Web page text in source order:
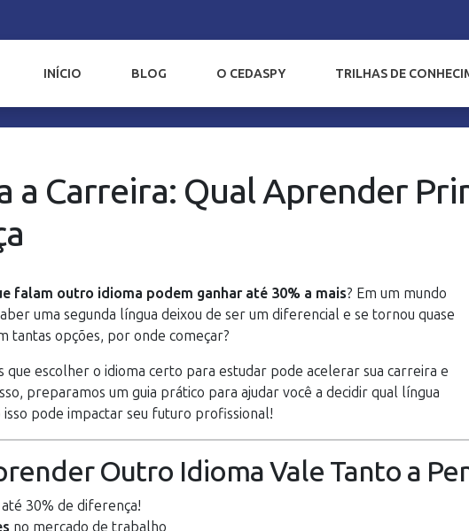
INÍCIO BLOG O CEDASPY TRILHAS DE
a Carreira: Qual Aprender
falam outro idioma podem ganhar até 30% a mais? Em um mundo
uma segunda língua deixou de ser um diferencial e se tornou quase
tantas opções, por onde começar?
que escolher o idioma certo para estudar pode acelerar sua carreira e
preparamos um guia prático para ajudar você a decidir qual língua
pode impactar seu futuro profissional!
Outro Idioma Vale Tanto a
até 30% de diferença!
no mercado de trabalho